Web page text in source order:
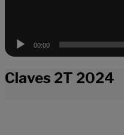
00:00
Claves 2T 2024